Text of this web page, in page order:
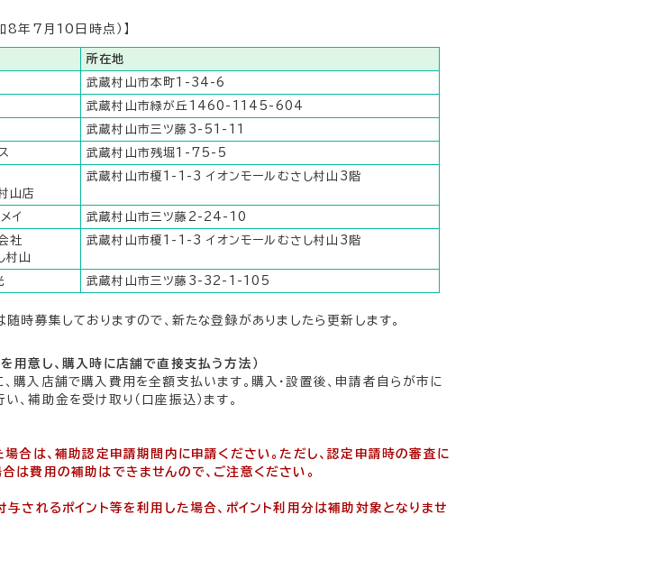
8年7月10日時点）】
所在地
武蔵村山市本町1-34-6
武蔵村山市緑が丘1460-1145-604
武蔵村山市三ツ藤3-51-11
武蔵村山市残堀1-75-5
山店
武蔵村山市榎1-1-3 イオンモールむさし村山3階
イ
武蔵村山市三ツ藤2-24-10
社
村山
武蔵村山市榎1-1-3 イオンモールむさし村山3階
武蔵村山市三ツ藤3-32-1-105
随時募集しておりますので、新たな登録がありましたら更新します。
用意し、購入時に店舗で直接支払う方法）
購入店舗で購入費用を全額支払います。購入・設置後、申請者自らが市に
、補助金を受け取り（口座振込）ます。
場合は、補助認定申請期間内に申請ください。ただし、認定申請時の審査に
は費用の補助はできませんので、ご注意ください。
与されるポイント等を利用した場合、ポイント利用分は補助対象となりませ